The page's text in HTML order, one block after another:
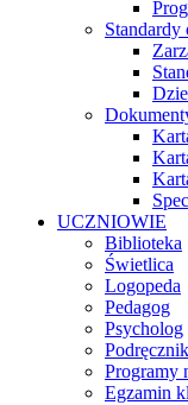
UCZNIOWIE
Biblioteka
Świetlica
Logopeda
Pedagog
Psycholog
Programy
Egzamin